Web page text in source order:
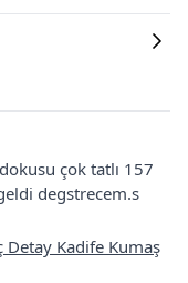
çok tatlı 157
degstrecem.s
Detay Kadife Kumaş